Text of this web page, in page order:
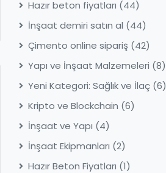
Hazır beton fiyatları (44)
İnşaat demiri satın al (44)
Çimento online sipariş (42)
Yapı ve İnşaat Malzemeleri (8)
Yeni Kategori: Sağlık ve İlaç (6)
Kripto ve Blockchain (6)
İnşaat ve Yapı (4)
İnşaat Ekipmanları (2)
Hazır Beton Fiyatları (1)